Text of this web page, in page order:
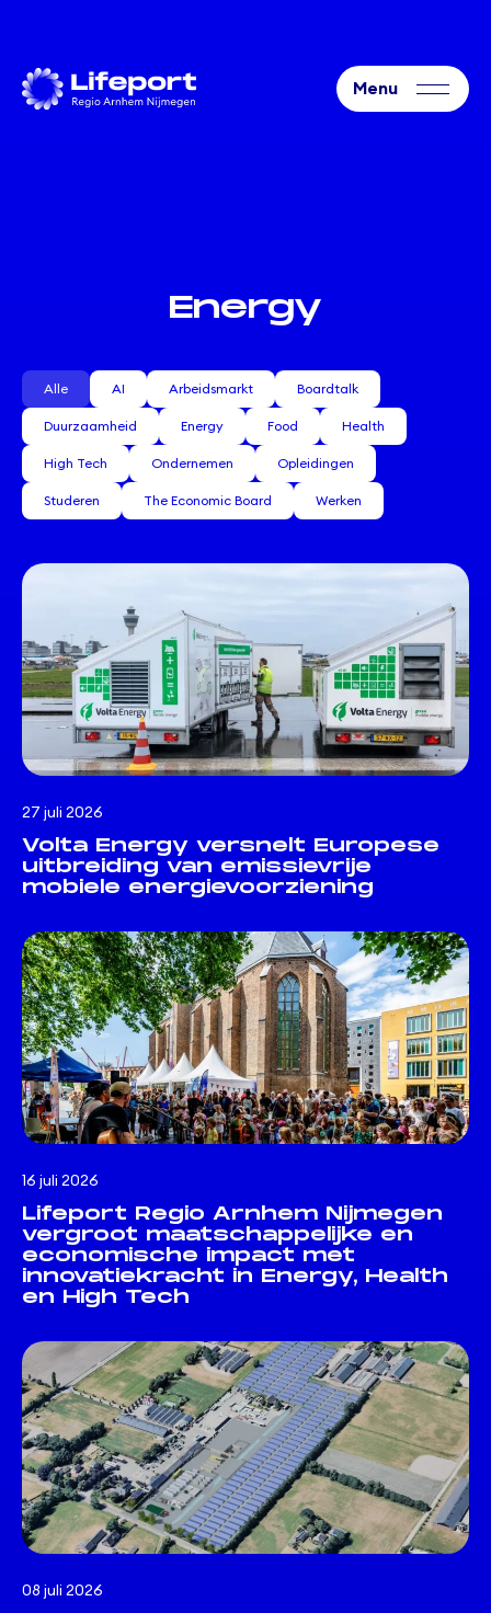
Energy
Alle AI Arbeidsmarkt Boardtalk
Duurzaamheid Energy Food Health
High Tech Ondernemen Opleidingen
Studeren The Economic Board Werken
27 juli 2026
Volta Energy versnelt Europese
uitbreiding van emissievrije
mobiele energievoorziening
16 juli 2026
Lifeport Regio Arnhem Nijmegen
vergroot maatschappelijke en
economische impact met
innovatiekracht in Energy, Health
en High Tech
08 juli 2026